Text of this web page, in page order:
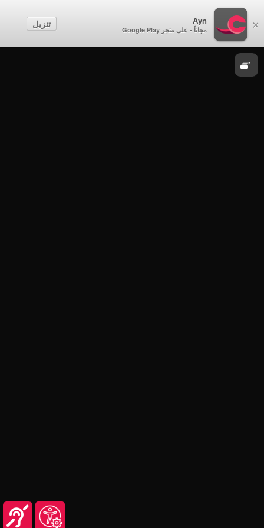
×
Ayn
مجاناً - على متجر Google Play
تنزيل الحدث
موسم 2025